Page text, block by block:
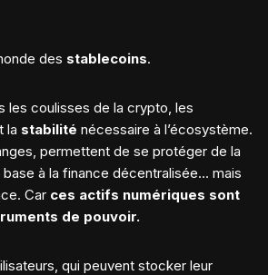
des stablecoins.
les coulisses de la crypto, les
la stabilité nécessaire à l’écosystème.
permettent de se protéger de la
à la finance décentralisée… mais
Car ces actifs numériques sont
de pouvoir.
qui peuvent stocker leur